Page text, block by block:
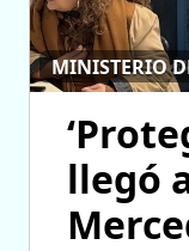
MINISTERIO
llegó